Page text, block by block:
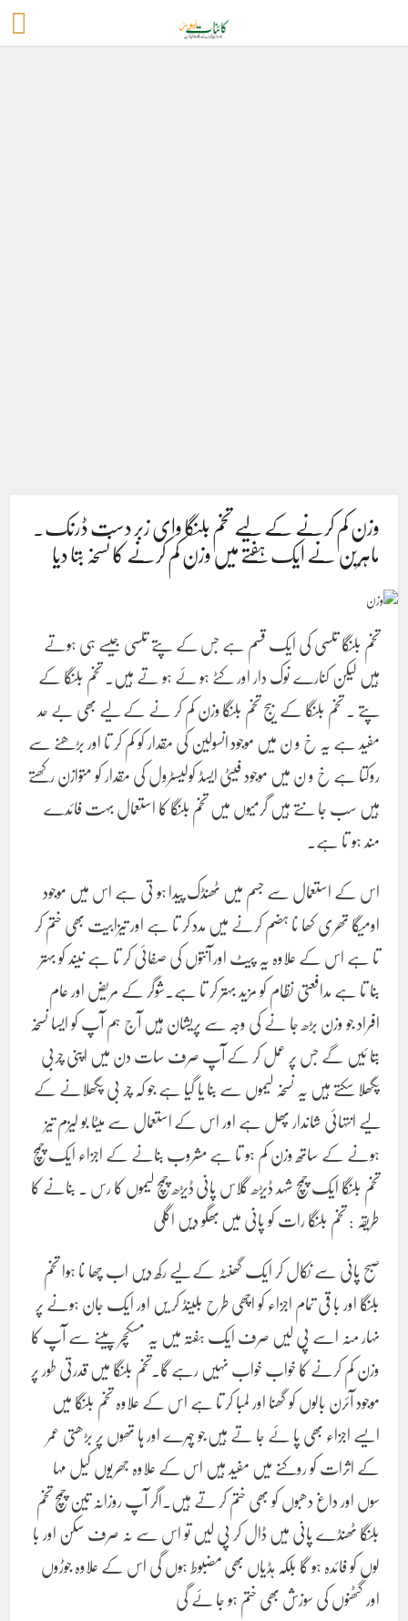
وزن کم کرنے کے لیے تخم بلنگا وای زبر دست ڈرنک.
ماہرین نے ایک ہفتے میں وزن کم کرنے کا نسخہ بتا دیا
تخم بلنگا تلسی کی ایک قسم ہے جس کے پتے تلسی جیسے ہی ہوتے
ہیں لیکن کنارے نوک دار اور کٹے ہو ئے ہو تے ہیں۔ تخم بلنگا کے
پتے ۔ تخم بلنگا کے بیج تخم بلنگا وزن کم کر نے کے لیے بھی بے حد
مفید ہے یہ خ و ن میں موجود انسولین کی مقدار کو کم کر تا اور بڑھنے سے
روکتا ہے خ و ن میں موجود فیٹی ایسڈ کولیسٹرول کی مقدار کو متوازن رکھتے
ہیں سب جا نتے ہیں گرمیوں میں تخم بلنگا کا استعمال بہت فائدے
مند ہو تا ہے.
اس کے استعمال سے جسم میں ٹھنڈک پیدا ہو تی ہے اس میں موجود
اومیگا تھری کھا نا ہضم کرنے میں مدد کر تا ہے اور تیزابیت بھی ختم کر
تا ہے اس کے علاوہ یہ پیٹ اور آنتوں کی صفائی کر تا ہے نیند کو بہتر
بنا تا ہے مدافعتی نظام کو مزید بہتر کر تا ہے۔شوگر کے مریض اور عام
افراد جو وزن بڑھ جا نے کی وجہ سے پریشان ہیں آج ہم آپ کو ایسا نسخہ
بتا ئیں گے جس پر عمل کر کے آپ صرف سات دن میں اپنی چربی
پگھلا سکتے ہیں یہ نسخہ لیموں سے بنا یا گیا ہے جو کہ چر بی پگھلانے کے
لیے انتہائی شاندار پھل ہے اور اس کے استعمال سے میٹا بو لیزم تیز
ہونے کے ساتھ وزن کم ہو تا ہے مشروب بنانے کے اجزاء ایک چمچ
تخم بلنگا ایک چمچ شہد ڈیڑھ گلاس پانی ڈیڑھ چمچ لیموں کا رس ۔ بنانے کا
طریقہ : تخم بلنگا رات کو پانی میں بھگو دیں اگلی
صبح پانی سے نکال کر ایک گھنٹہ کے لیے رکھ دیں اب چھا نا ہوا تخم
بلنگا اور با قی تمام اجزاء کو اچھی طرح بلینڈ کر یں اور ایک جان ہونے پر
نہار منہ اسے پی لیں صرف ایک ہفتہ میں یہ مسکچر پینے سے آپ کا
وزن کم کرنے کا خواب خواب نہیں رہے گا۔تخم بلنگا میں قدرتی طور پر
موجود آئرن بالوں کو گھنا اور لمبا کر تا ہے اس کے علاوہ تخم بلنگا میں
ایسے اجزاء بھی پا ئے جا تے ہیں جو چہرے اور ہا تھوں پر بڑھتی عمر
کے اثرات کو روکنے میں مفید ہیں اس کے علاوہ جھریوں کیل مہا
سوں اور داغ دھبوں کو بھی ختم کر تے ہیں.اگر آپ روزانہ تین چمچ تخم
بلنگا ٹھنڈے پانی میں ڈال کر پی لیں تو اس سے نہ صرف سکن اور با
لوں کو فائدہ ہو گا بلکہ ہڈیاں بھی مضبوط ہوں گی اس کے علاوہ جوڑوں
اور گٹھنوں کی سوزش بھی ختم ہو جا ئے گی